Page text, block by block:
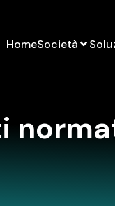
HomeSocietà